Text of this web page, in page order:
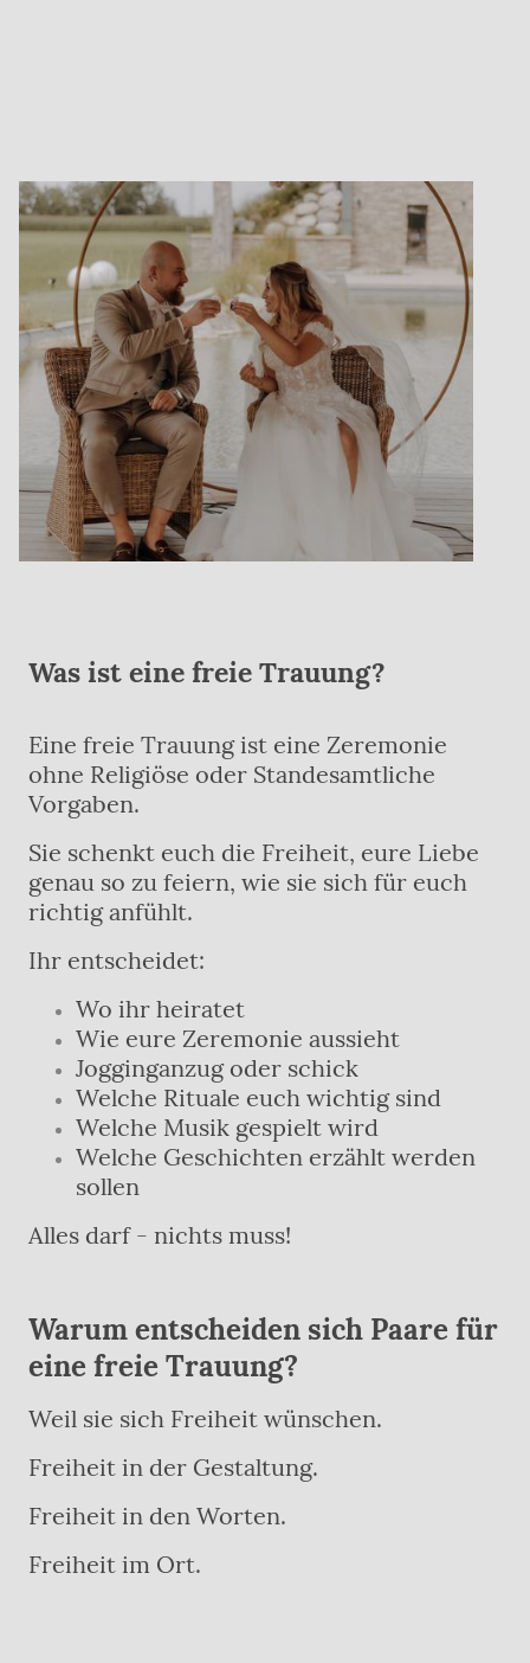
Was ist eine freie Trauung?
Eine freie Trauung ist eine Zeremonie
ohne Religiöse oder Standesamtliche
Vorgaben.
Sie schenkt euch die Freiheit, eure Liebe
genau so zu feiern, wie sie sich für euch
richtig anfühlt.
Ihr entscheidet:
Wo ihr heiratet
Wie eure Zeremonie aussieht
Jogginganzug oder schick
Welche Rituale euch wichtig sind
Welche Musik gespielt wird
Welche Geschichten erzählt werden
sollen
Alles darf - nichts muss!
Warum entscheiden sich Paare für
eine freie Trauung?
Weil sie sich Freiheit wünschen.
Freiheit in der Gestaltung.
Freiheit in den Worten.
Freiheit im Ort.